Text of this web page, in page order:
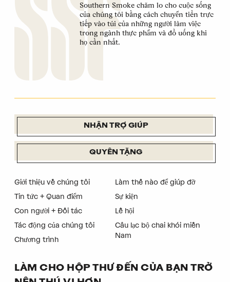
Southern Smoke chăm lo cho cuộc sống
của chúng tôi bằng cách chuyển tiền trực
tiếp vào túi của những người làm việc
trong ngành thực phẩm và đồ uống khi
họ cần nhất.
NHẬN TRỢ GIÚP
QUYÊN TẶNG
Giới thiệu về chúng tôi
Tin tức + Quan điểm
Con người + Đối tác
Tác động của chúng tôi
Chương trình
Làm thế nào để giúp đỡ
Sự kiện
Lễ hội
Câu lạc bộ chai khói miền
Nam
LÀM CHO HỘP THƯ ĐẾN CỦA BẠN TRỞ